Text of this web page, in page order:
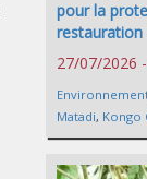
pour la
restauration
27/07/2026
Matadi, Kongo